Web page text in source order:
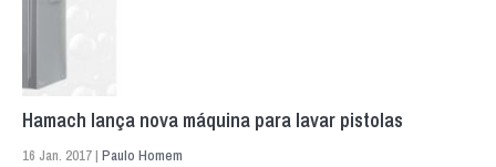
Hamach lança nova máquina para lavar pistolas
16 Jan. 2017 | Paulo Homem